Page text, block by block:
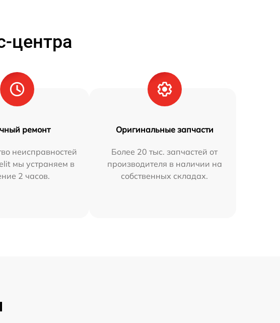
центра
ремонт
неисправностей
мы устраняем в
2 часов.
Оригинальные запчасти
Более 20 тыс. запчастей от
производителя в наличии на
собственных складах.